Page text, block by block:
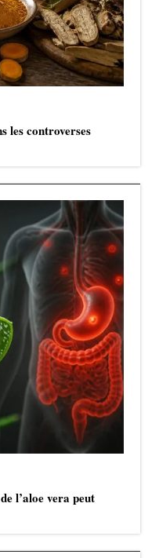
les controverses
l’aloe vera peut